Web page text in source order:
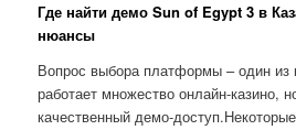
Где найти демо Sun of Egypt 3 в
нюансы
Вопрос выбора платформы – один из
работает множество онлайн-казино,
качественный демо-